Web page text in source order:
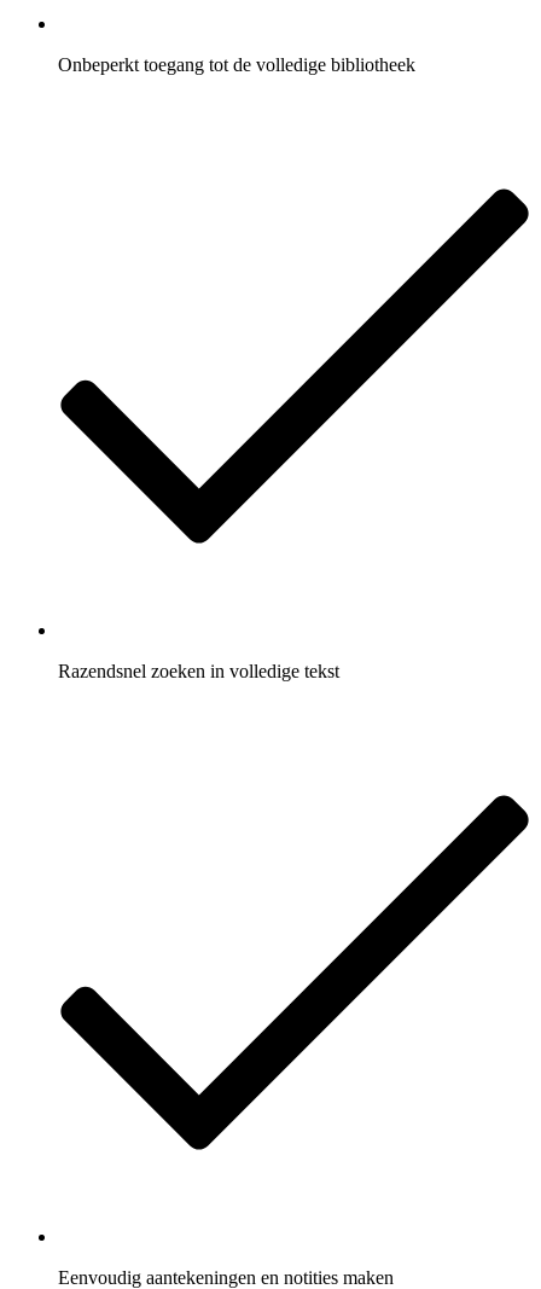
Onbeperkt toegang tot de volledige bibliotheek
Razendsnel zoeken in volledige tekst
Eenvoudig aantekeningen en notities maken